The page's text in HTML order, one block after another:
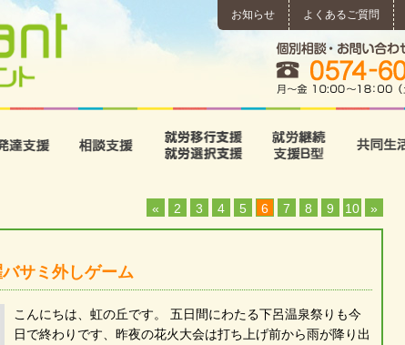
お知らせ よくあるご質問
相談支援 就労移行支援･就労選択支
« 2 3 4 5 6 7 8 9 10 »
サミ外しゲーム
こんにちは、虹の丘です。 五日間にわたる下呂温泉祭りも今
日で終わりです、昨夜の花火大会は打ち上げ前から雨が降り出